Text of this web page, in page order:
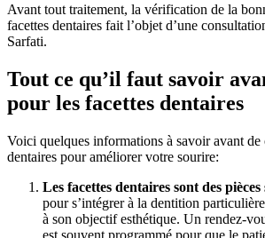
Avant tout traitement, la vérification de la
facettes dentaires fait l’objet d’une
Sarfati.
Tout ce qu’il faut savoir
pour les facettes dentaires
Voici quelques informations à savoir avant de
dentaires pour améliorer votre sourire:
Les facettes dentaires sont des
pour s’intégrer à la dentition
à son objectif esthétique. Un rendez-
est souvent programmé pour que le